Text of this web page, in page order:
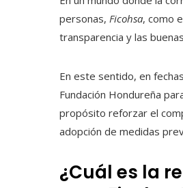
personas, Ficohsa, como
transparencia y las
En este sentido, en
Fundación Hondureña
propósito reforzar el
adopción de medidas
¿Cuál es la